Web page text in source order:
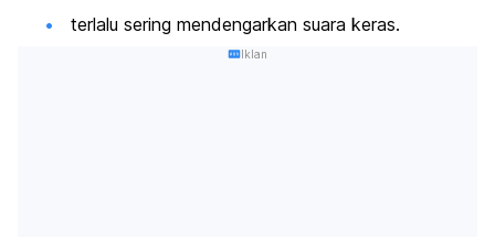
terlalu sering mendengarkan suara keras.
Iklan